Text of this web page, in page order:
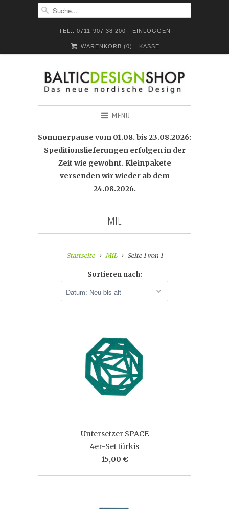
TEL.: 0711-907 38 200 EINLOGGEN
WARENKORB (0) KASSE
MENÜ
Sommerpause vom 01.08. bis 23.08.2026:
Speditionslieferungen erfolgen in der
Zeit wie gewohnt. Kleinpakete
versenden wir wieder ab dem
24.08.2026.
MIL
Startseite MiL Seite 1 von 1
Sortieren nach:
Untersetzer SPACE
4er-Set türkis
15,00 €